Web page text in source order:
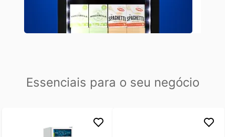
Essenciais para o seu negócio